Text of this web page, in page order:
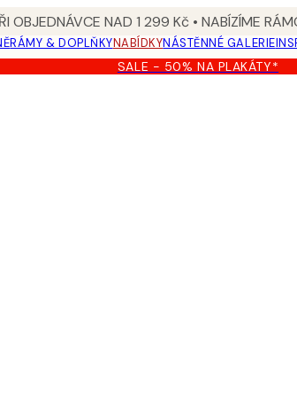
OBJEDNÁVCE NAD 1 299 Kč • NABÍZÍME
RÁMY & DOPLŇKYNABÍDKYNÁSTĚNNÉ GALERIE
SALE - 50% NA PLAKÁTY*